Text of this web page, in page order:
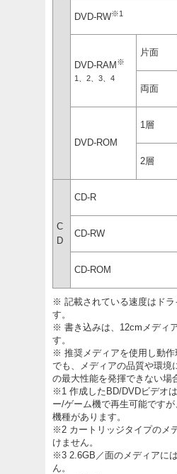
DVD-RW※1
DVD-RAM ※
1、2、3、4
片面
両面
DVD-ROM
1層
2層
C
D
CD-R
CD-RW
CD-ROM
※ 記載されている速度はド
す。
※ 書き込みは、12cmメディ
す。
※ 推奨メディアを使用し動
でも、メディアの品質や環境
の最大性能を発揮できない場
※1 作成したBD/DVDビデオ
ー/ゲーム機で再生可能です
機種があります。
※2 カートリッジタイプのメ
けません。
※3 2.6GB／面のメディアに
ん。